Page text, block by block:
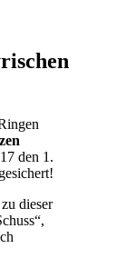
den 1.
dieser